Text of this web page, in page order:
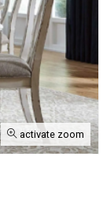
activate zoom